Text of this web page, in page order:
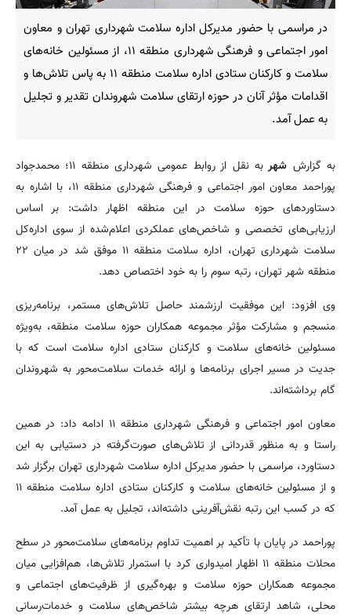
در مراسمی با حضور مدیرکل اداره سلامت شهرداری تهران و معاون
امور اجتماعی و فرهنگی شهرداری منطقه ۱۱، از مسئولین خانه‌های
سلامت و کارکنان ستادی اداره سلامت منطقه ۱۱ به پاس تلاش‌ها و
اقدامات مؤثر آنان در حوزه ارتقای سلامت شهروندان تقدیر و تجلیل
به عمل آمد.
به گزارش شهر
به نقل از روابط عمومی شهرداری منطقه ۱۱؛ محمدجواد
پوراحمد معاون امور اجتماعی و فرهنگی شهرداری منطقه ۱۱، با اشاره به
دستاوردهای حوزه سلامت در این منطقه اظهار داشت: بر اساس
ارزیابی‌های تخصصی و شاخص‌های عملکردی اعلام‌شده از سوی اداره‌کل
سلامت شهرداری تهران، اداره سلامت منطقه ۱۱ موفق شد در میان ۲۲
منطقه شهر تهران، رتبه سوم را به خود اختصاص دهد.
وی افزود: این موفقیت ارزشمند حاصل تلاش‌های مستمر، برنامه‌ریزی
منسجم و مشارکت مؤثر مجموعه همکاران حوزه سلامت منطقه، به‌ویژه
مسئولین خانه‌های سلامت و کارکنان ستادی اداره سلامت است که با
جدیت در مسیر اجرای برنامه‌ها و ارائه خدمات سلامت‌محور به شهروندان
گام برداشته‌اند.
معاون امور اجتماعی و فرهنگی شهرداری منطقه ۱۱ ادامه داد: در همین
راستا و به منظور قدردانی از تلاش‌های صورت‌گرفته در دستیابی به این
دستاورد، مراسمی با حضور مدیرکل اداره سلامت شهرداری تهران برگزار شد
و از مسئولین خانه‌های سلامت و کارکنان ستادی اداره سلامت منطقه ۱۱
که در کسب این رتبه نقش‌آفرینی داشته‌اند، تجلیل به عمل آمد.
پوراحمد در پایان با تأکید بر اهمیت تداوم برنامه‌های سلامت‌محور در سطح
محلات منطقه ۱۱ اظهار امیدواری کرد با استمرار تلاش‌ها، هم‌افزایی میان
مجموعه همکاران حوزه سلامت و بهره‌گیری از ظرفیت‌های اجتماعی و
محلی، شاهد ارتقای هرچه بیشتر شاخص‌های سلامت و خدمات‌رسانی